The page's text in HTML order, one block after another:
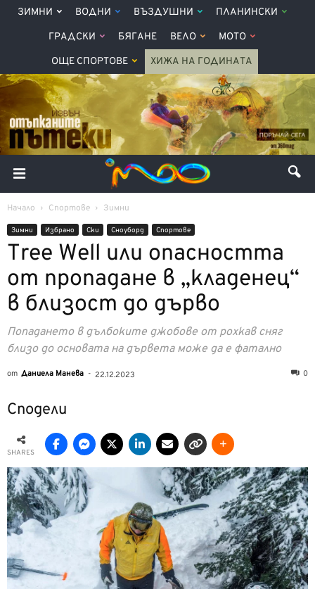
ЗИМНИ ВОДНИ ВЪЗДУШНИ ПЛАНИНСКИ
ГРАДСКИ БЯГАНЕ ВЕЛО МОТО
ОЩЕ СПОРТОВЕ ХИЖА НА ГОДИНАТА
Начало Спортове Зимни
Зимни Избрано Ски Сноуборд Спортове
Tree Well или опасността
от пропадане в „кладенец“
в близост до дърво
Попадането в дълбоките джобове от рохкав сняг
близо до основата на дървета може да е фатално
от Даниела Манева - 22.12.2023 0
Сподели
SHARES